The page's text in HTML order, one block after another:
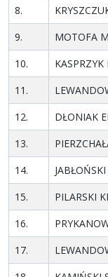
8.
9.
MOTOFA
10.
KASPRZYK
11.
12.
DŁONIAK
13.
14.
15.
PILARSKI
16.
17.